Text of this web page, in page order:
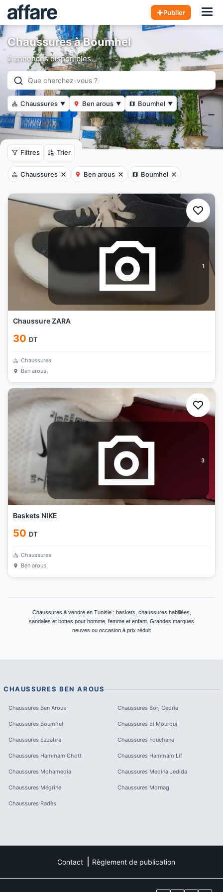
Publier
Chaussures à Boumhel
2 annonces disponibles
Chaussures ▼ Ben arous ▼ Boumhel ▼
Filtres Trier
Chaussures Ben arous Boumhel
1
Chaussure ZARA
30 DT
Chaussures
Ben arous
3
Baskets NIKE
50 DT
Chaussures
Ben arous
Chaussures à vendre en Tunisie : baskets, chaussures habillées,
sandales et bottes pour homme, femme et enfant. Grandes marques
neuves ou occasion à prix réduit
CHAUSSURES BEN AROUS
Chaussures Ben Arous Chaussures Borj Cedria
Chaussures Boumhel Chaussures El Mourouj
Chaussures Ezzahra Chaussures Fouchana
Chaussures Hammam Chott Chaussures Hammam Lif
Chaussures Mohamedia Chaussures Medina Jedida
Chaussures Mégrine Chaussures Mornag
Chaussures Radès
Contact Règlement de publication